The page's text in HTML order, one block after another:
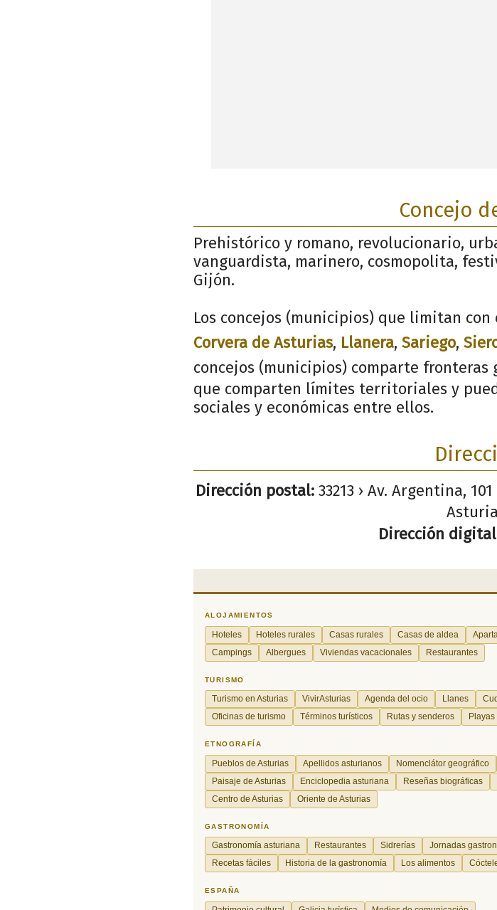
Concejo
Prehistórico y romano, revolucionario,
vanguardista, marinero, cosmopolita,
Gijón.
Los concejos (municipios) que limitan con
Corvera de Asturias, Llanera, Sariego,
concejos (municipios) comparte fronteras
que comparten límites territoriales y
sociales y económicas entre ellos.
Dirección postal:33213 › Av. Argentina,
Dirección